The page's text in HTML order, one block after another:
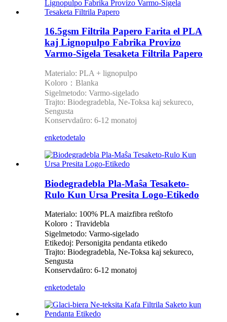
16.5gsm Filtrila Papero Farita el PLA
kaj Lignopulpo Fabrika Provizo
Varmo-Sigela Tesaketa Filtrila Papero
Materialo: PLA + lignopulpo
Koloro：Blanka
Sigelmetodo: Varmo-sigelado
Trajto: Biodegradebla, Ne-Toksa kaj sekureco,
Sengusta
Konservdaŭro: 6-12 monatoj
enketodetalo
Biodegradebla Pla-Maŝa Tesaketo-
Rulo Kun Ursa Presita Logo-Etikedo
Materialo: 100% PLA maizfibra retŝtofo
Koloro：Travidebla
Sigelmetodo: Varmo-sigelado
Etikedoj: Personigita pendanta etikedo
Trajto: Biodegradebla, Ne-Toksa kaj sekureco,
Sengusta
Konservdaŭro: 6-12 monatoj
enketodetalo